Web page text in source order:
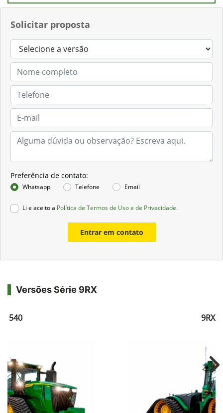
Solicitar proposta
Preferência de contato:
Whatsapp Telefone Email
Li e aceito a Política de Termos de Uso e de Privacidade.
Entrar em contato
Versões Série 9RX
540 9RX